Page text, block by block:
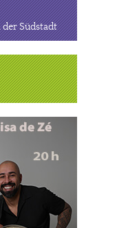
Südstadt